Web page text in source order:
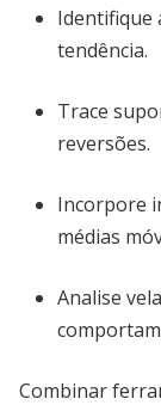
Identifique
tendência.
Trace
reversões.
Incorpore
médias
Analise
Combinar